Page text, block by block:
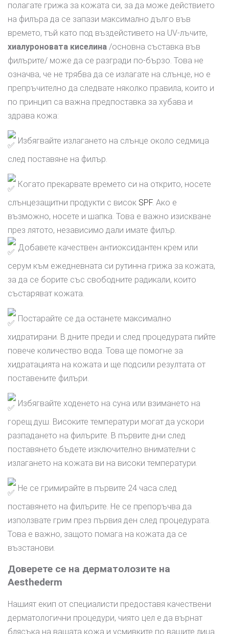
полагате грижа за кожата си, за да може действието
на филъра да се запази максимално дълго във
времето, тъй като под въздейстивето на UV-лъчите,
хиалуроновата киселина /основна съставка във
филърите/ може да се разгради по-бързо. Това не
означва, че не трябва да се излагате на слънце, но е
препръчително да следвате няколко правила, които и
по принцип са важна предпоставка за хубава и
здрава кожа:
Избягвайте излагането на слънце около седмица
след поставяне на филър.
Когато прекарвате времето си на открито, носете
слънцезащитни продукти с висок SPF. Ако е
възможно, носете и шапка. Това е важно изискване
през лятото, независимо дали имате филър.
Добавете качествен антиоксидантен крем или
серум към ежедневната си рутинна грижа за кожата,
за да се борите със свободните радикали, които
състаряват кожата.
Постарайте се да останете максимално
хидратирани. В дните преди и след процедурата пийте
повече количество вода. Това ще помогне за
хидратацията на кожата и ще подсили резултата от
поставените филъри.
Избягвайте ходенето на суна или взимането на
горещ душ. Високите температури могат да ускори
разпадането на филърите. В първите дни след
поставянето бъдете изключително внимателни с
излагането на кожата ви на високи температури.
Не се гримирайте в първите 24 часа след
поставянето на филърите. Не се препоръчва да
използвате грим през първия ден след процедурата.
Това е важно, защото помага на кожата да се
възстанови.
Доверете се на дерматолозите на
Aesthederm
Нашият екип от специалисти предоставя качествени
дерматологични процедури, чиято цел е да върнат
блясъка на вашата кожа и усмивките по вашите лица.